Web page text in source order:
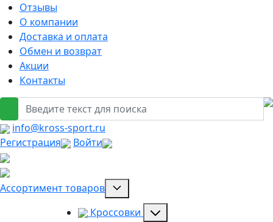
Отзывы
О компании
Доставка и оплата
Обмен и возврат
Акции
Контакты
info@kross-sport.ru
Регистрация
Войти
Ассортимент товаров
Кроссовки